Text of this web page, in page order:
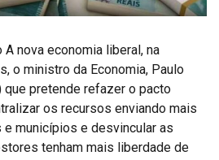
nova economia liberal, na
o ministro da Economia, Paulo
que pretende refazer o pacto
os recursos enviando mais
municípios e desvincular as
tenham mais liberdade de